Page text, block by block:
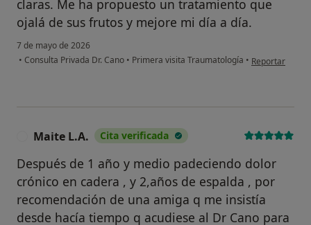
claras. Me ha propuesto un tratamiento que
ojalá de sus frutos y mejore mi día a día.
7 de mayo de 2026
• Consulta Privada Dr. Cano • Primera visita Traumatología • en opinión del
Reportar
Maite L.A. Cita verificada
Después de 1 año y medio padeciendo dolor
crónico en cadera , y 2,años de espalda , por
recomendación de una amiga q me insistía
desde hacía tiempo q acudiese al Dr Cano para